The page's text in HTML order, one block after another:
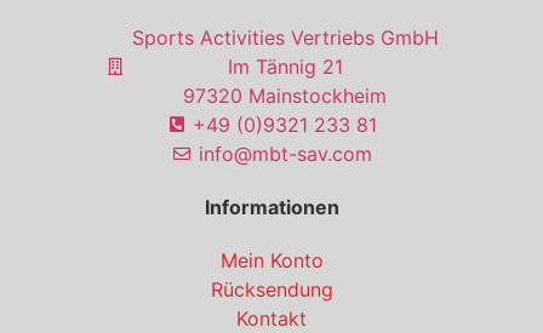
Sports Activities Vertriebs GmbH
Im Tännig 21
97320 Mainstockheim
+49 (0)9321 233 81
info@mbt-sav.com
Informationen
Mein Konto
Rücksendung
Kontakt